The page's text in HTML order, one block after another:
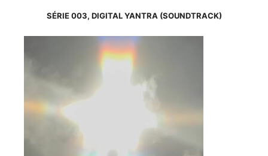
plusieurs
variations.
options
peuvent
choisies
SÉRIE 003, DIGITAL YANTRA (SOUNDTRACK)